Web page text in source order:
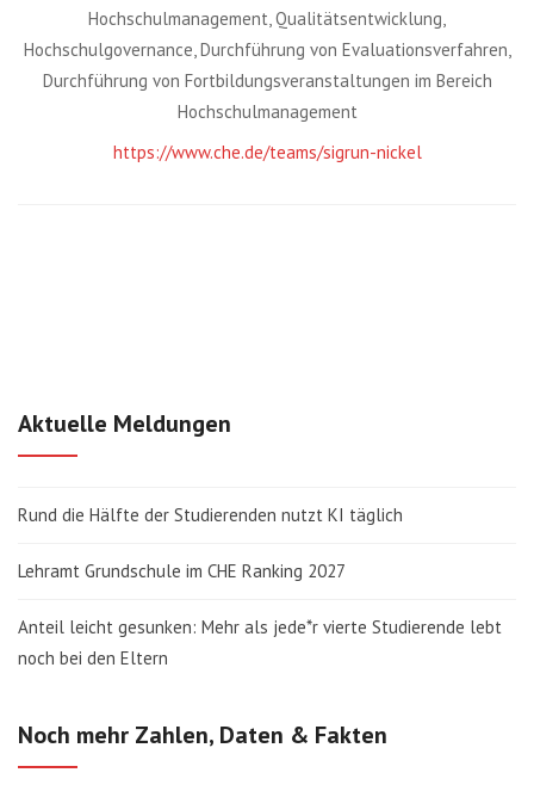
Hochschulmanagement, Qualitätsentwicklung,
Hochschulgovernance, Durchführung von Evaluationsverfahren,
Durchführung von Fortbildungsveranstaltungen im Bereich
Hochschulmanagement
https://www.che.de/teams/sigrun-nickel
Aktuelle Meldungen
Rund die Hälfte der Studierenden nutzt KI täglich
Lehramt Grundschule im CHE Ranking 2027
Anteil leicht gesunken: Mehr als jede*r vierte Studierende lebt
noch bei den Eltern
Noch mehr Zahlen, Daten & Fakten